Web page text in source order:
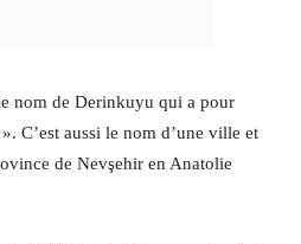
nom de Derinkuyu qui a pour
C’est aussi le nom d’une ville et
de Nevşehir en Anatolie